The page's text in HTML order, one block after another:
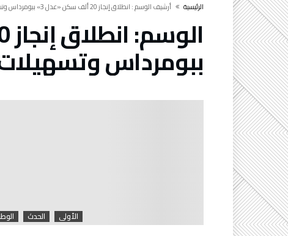
‫الرئيسية‬ ‫أرشيف الوسم :‬ انطلاق إنجاز 20 ألف سكن «عدل 3» ببومرداس وتسهيلات جديدة في الدفع
الوسم:
ببومرداس
الأولى الحدث